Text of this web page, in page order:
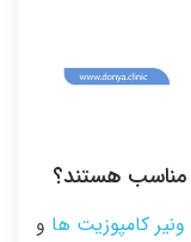
مناسب هستند؟
ونیر کامپوزیت ها و